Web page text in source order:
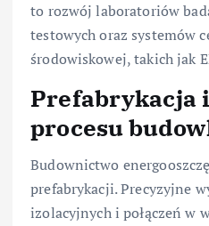
to rozwój laboratoriów
testowych oraz systemów
środowiskowej, takich jak
Prefabrykacja
procesu
Budownictwo
prefabrykacji. Precyzyjne
izolacyjnych i połączeń w